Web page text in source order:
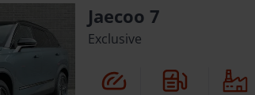
Jaecoo 7
Exclusive